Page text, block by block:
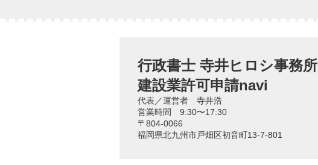
行政書士 寺井ヒロシ事務所
建設業許可申請navi
代表／運営者 寺井浩
営業時間 9:30〜17:30
〒804-0066
福岡県北九州市戸畑区初音町13-7-801